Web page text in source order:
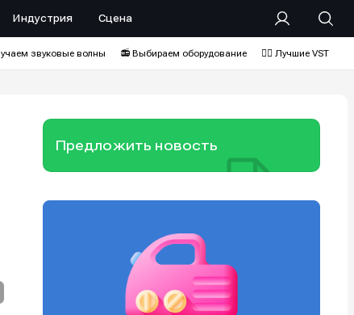
Индустрия Сцена
звуковые волны 📻 Выбираем оборудование ❤️‍🔥 Лучшие VST
Предложить новость